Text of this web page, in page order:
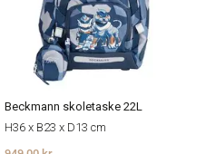
Beckmann skoletaske 22L
H36 x B23 x D13 cm